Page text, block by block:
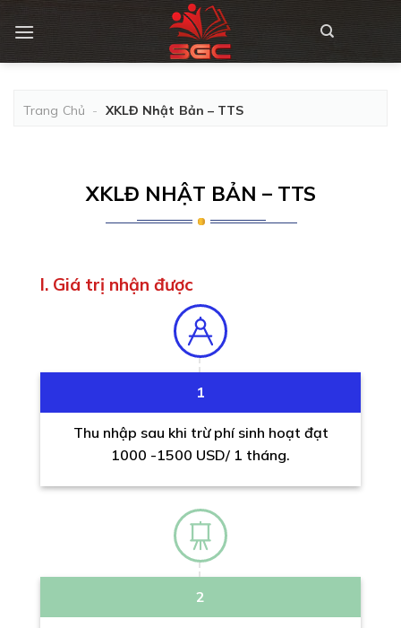
Skip
to
content
Trang Chủ - XKLĐ Nhật Bản – TTS
XKLĐ NHẬT BẢN – TTS
I. Giá trị nhận được
1
Thu nhập sau khi trừ phí sinh hoạt đạt
1000 -1500 USD/ 1 tháng.
2